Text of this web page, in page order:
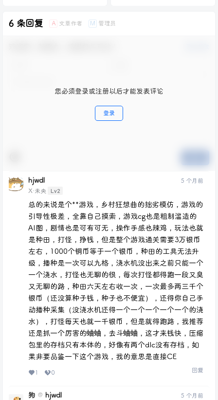
6 条回复 A 文章作者 M 管理员
您必须登录或注册以后才能发表评论
登录
hjwdl
X·未央 Lv2
5 个月前
总的来说是个**游戏，乡村狂想曲的拙劣模仿，游戏的
引导性极差，全靠自己摸索，游戏cg也是粗制滥造的
AI图，剧情也是可有可无，操作手感也辣鸡，玩法也就
是种田，打怪，挣钱，但是整个游戏通关需要3万银币
左右，1000个铜币等于一个银币，种田的工具无法升
级，播种是一次可以九格，浇水机没出来之前只能一个
一个浇水，打怪也无聊的很，每次打怪都得跑一段又臭
又无聊的路，种田六天左右收一次，一次最多两三千个
银币（还没算种子钱，种子也不便宜），还得你自己手
动播种采集（没浇水机还得一个一个一个一个一个的浇
水），打怪每天也就一千银币，但是就得跑路，我推荐
还是抓一个厉害的蛐蛐，去斗蛐蛐，这才来钱快，压缩
包里的存档只有本体的，好像有两个dlc没有存档，如
果非要品鉴一下这个游戏，我的意思是直接CE
1 0 回复
狗 @ hjwdl 5 个月前